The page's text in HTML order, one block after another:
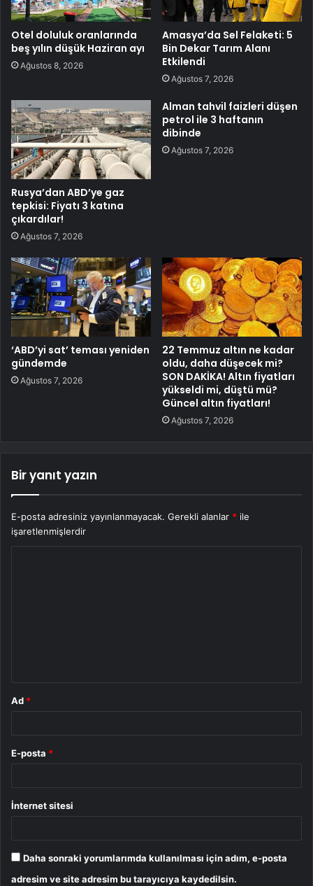
Otel doluluk oranlarında
beş yılın düşük Haziran ayı
Ağustos 8, 2026
Amasya’da Sel Felaketi: 5
Bin Dekar Tarım Alanı
Etkilendi
Ağustos 7, 2026
Rusya’dan ABD’ye gaz
tepkisi: Fiyatı 3 katına
çıkardılar!
Ağustos 7, 2026
Alman tahvil faizleri düşen
petrol ile 3 haftanın
dibinde
Ağustos 7, 2026
‘ABD’yi sat’ teması yeniden
gündemde
Ağustos 7, 2026
22 Temmuz altın ne kadar
oldu, daha düşecek mi?
SON DAKİKA! Altın fiyatları
yükseldi mi, düştü mü?
Güncel altın fiyatları!
Ağustos 7, 2026
Bir yanıt yazın
E-posta adresiniz yayınlanmayacak. Gerekli alanlar * ile
işaretlenmişlerdir
Ad *
E-posta *
İnternet sitesi
Daha sonraki yorumlarımda kullanılması için adım, e-posta
adresim ve site adresim bu tarayıcıya kaydedilsin.